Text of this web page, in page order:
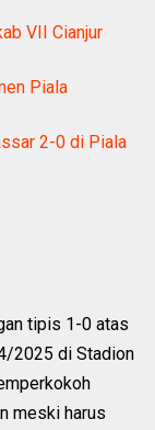
VII Cianjur
Piala
2-0 di Piala
tipis 1-0 atas
2025 di Stadion
meski harus